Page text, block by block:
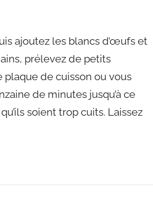
ajoutez les blancs d’œufs et
prélevez de petits
plaque de cuisson ou vous
de minutes jusqu’à ce
soient trop cuits. Laissez